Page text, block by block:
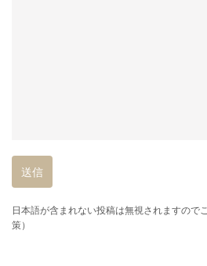
日本語が含まれない投稿は無視されますので
策）